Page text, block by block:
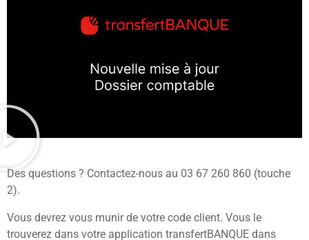
Des questions ? Contactez-nous au 03 67 260 860 (touche
2).
Vous devrez vous munir de votre code client. Vous le
trouverez dans votre application transfertBANQUE dans